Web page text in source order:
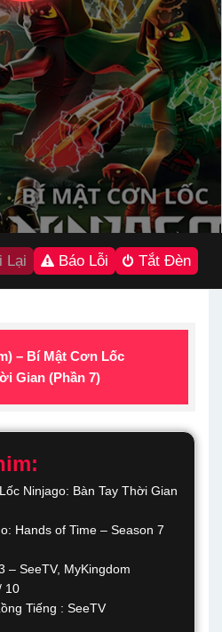
Lại Báo Lỗi Tắt Đèn
– Bí Mật Cơn Lốc
Gian (Phần 7)
Ninjago: Bàn Tay Thời Gian
Hands of Time – Season 7
– SeeTV, MyKingdom
10
Tiếng : SeeTV